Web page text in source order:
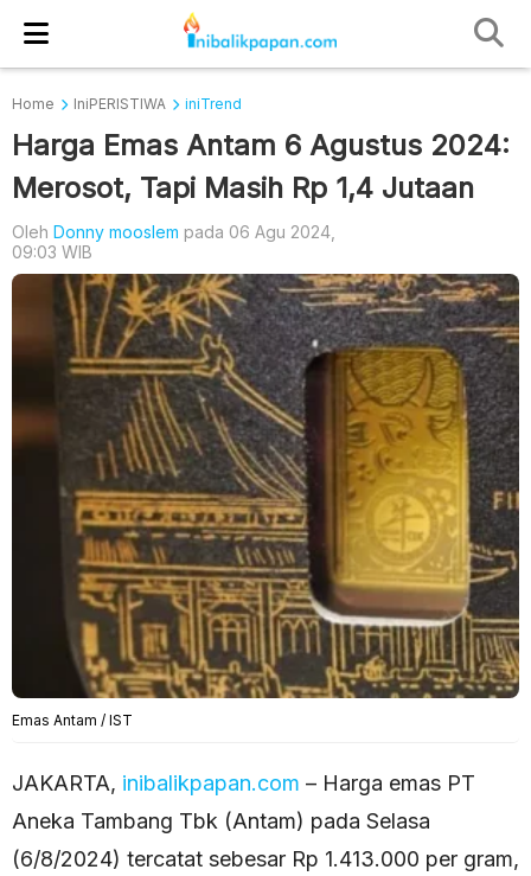
Home IniPERISTIWA iniTrend
Harga Emas Antam 6 Agustus 2024:
Merosot, Tapi Masih Rp 1,4 Jutaan
Oleh Donny mooslem pada 06 Agu 2024,
09:03 WIB
Emas Antam / IST
JAKARTA, inibalikpapan.com – Harga emas PT
Aneka Tambang Tbk (Antam) pada Selasa
(6/8/2024) tercatat sebesar Rp 1.413.000 per gram,